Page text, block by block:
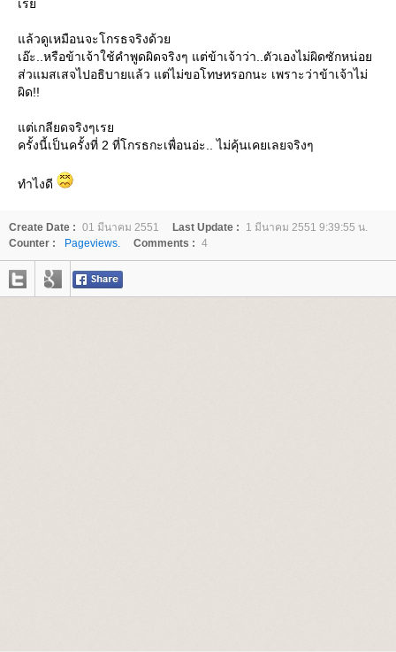
เร
ล้วดูเหมือนจะโกรธจริงด้ว
เอ๊ะ..หรือข้าเจ้าใช้คำพูดผิดจริงๆ แต่ข้าเจ้าว่า..ตัวเองไม่ผิดซักหน่อ
ส่วแมสเสจไปอธิบายแล้ว แต่ไม่ขอโทษหรอกนะ เพราะว่าข้าเจ้าไม่
ผิด!!
ต่เกลียดจริงๆเร
ครั้งนี้เป็นครั้งที่ 2 ที่โกรธกะเพื่อนอ่ะ.. ไม่คุ้นเคยเลยจริงๆ
ทำไงดี
Create Date : 01 มีนาคม 2551 Last Update :
1 มีนาคม 2551 9:39:55 น.
Counter :
Pageviews. Comments : 4